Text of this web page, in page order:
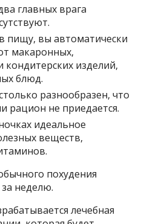
главных врага
пищу, вы автоматически
макаронных,
кондитерских изделий,
блюд.
разнообразен, что
рацион не приедается.
идеальное
веществ,
похудения
неделю.
лечебная